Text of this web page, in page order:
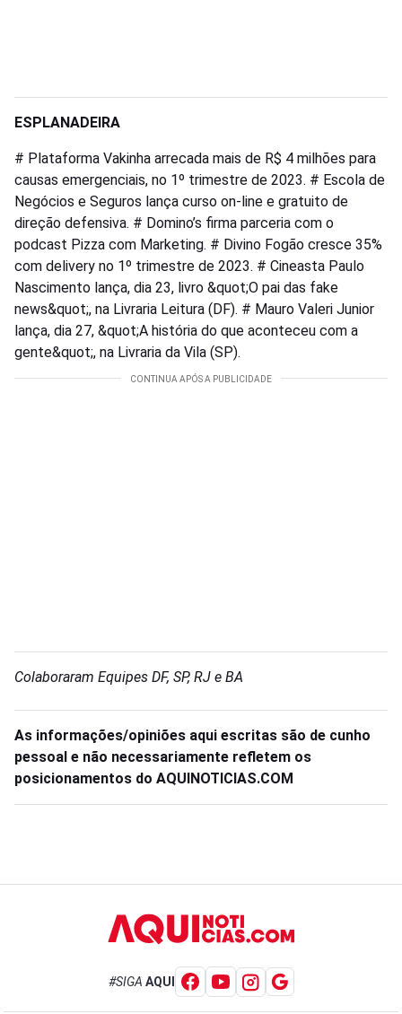
ESPLANADEIRA
# Plataforma Vakinha arrecada mais de R$ 4 milhões para
causas emergenciais, no 1º trimestre de 2023. # Escola de
Negócios e Seguros lança curso on-line e gratuito de
direção defensiva. # Domino’s firma parceria com o
podcast Pizza com Marketing. # Divino Fogão cresce 35%
com delivery no 1º trimestre de 2023. # Cineasta Paulo
Nascimento lança, dia 23, livro &quot;O pai das fake
news&quot;, na Livraria Leitura (DF). # Mauro Valeri Junior
lança, dia 27, &quot;A história do que aconteceu com a
gente&quot;, na Livraria da Vila (SP).
Colaboraram Equipes DF, SP, RJ e BA
As informações/opiniões aqui escritas são de cunho
pessoal e não necessariamente refletem os
posicionamentos do AQUINOTICIAS.COM
#SIGA AQUI